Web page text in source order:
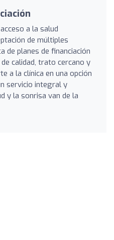
a la salud
de múltiples
de planes de financiación
calidad, trato cercano y
a la clínica en una opción
servicio integral y
y la sonrisa van de la